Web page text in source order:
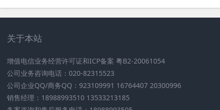
关于本站
增值电信业务经营许可证和ICP备案 粤B2-20061054
公司业务咨询电话：020-82315523
公司企业QQ/商务QQ：923109991 16764407 20300996
销售经理：18988993510 13533213185